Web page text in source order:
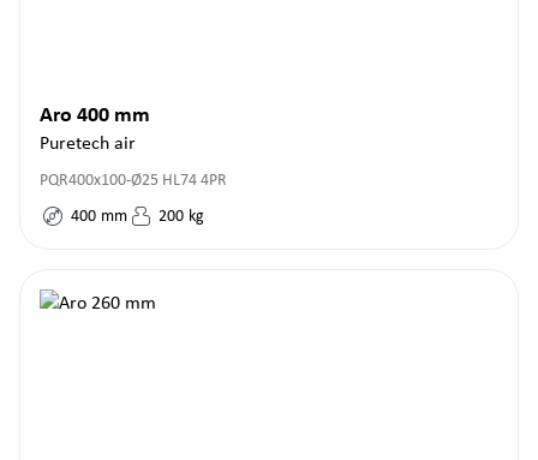
Aro 400 mm
Puretech air
PQR400x100-Ø25 HL74 4PR
400 mm 200 kg